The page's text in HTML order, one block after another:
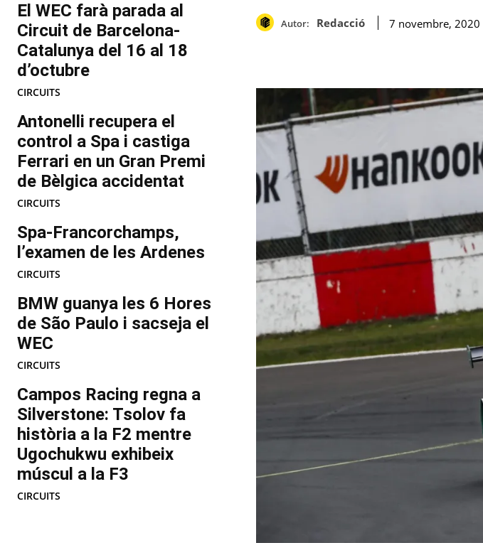
El WEC farà parada al
Circuit de Barcelona-
Catalunya del 16 al 18
d’octubre
CIRCUITS
Antonelli recupera el
control a Spa i castiga
Ferrari en un Gran Premi
de Bèlgica accidentat
CIRCUITS
Spa-Francorchamps,
l’examen de les Ardenes
CIRCUITS
BMW guanya les 6 Hores
de São Paulo i sacseja el
WEC
CIRCUITS
Campos Racing regna a
Silverstone: Tsolov fa
història a la F2 mentre
Ugochukwu exhibeix
múscul a la F3
CIRCUITS
Autor: Redacció 7 novembre, 2020